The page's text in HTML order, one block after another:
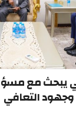
يبحث مع
التعافي